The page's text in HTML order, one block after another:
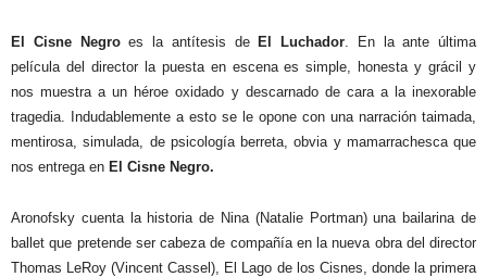
El Cisne Negroes la antítesis deEl Luchador . En la ante última
película del director la puesta en escena es simple, honesta y grácil y
nos muestra a un héroe oxidado y descarnado de cara a la inexorable
tragedia. Indudablemente a esto se le opone con una narración taimada,
mentirosa, simulada, de psicología berreta, obvia y mamarrachesca que
nos entrega en El Cisne Negro.
Aronofsky cuenta la historia de Nina (Natalie Portman) una bailarina de
ballet que pretende ser cabeza de compañía en la nueva obra del director
Thomas LeRoy (Vincent Cassel), El Lago de los Cisnes, donde la primera